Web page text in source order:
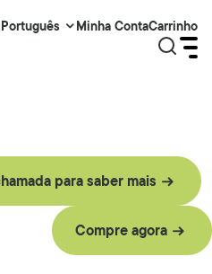
Português Minha ContaCarrinho
para saber mais
Compre agora